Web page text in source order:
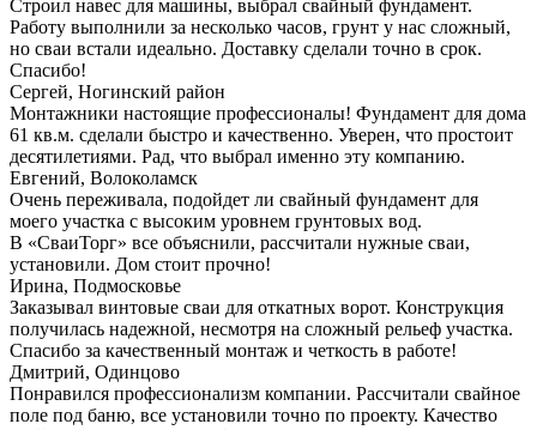
Строил навес для машины, выбрал свайный фундамент.
Работу выполнили за несколько часов, грунт у нас сложный,
но сваи встали идеально. Доставку сделали точно в срок.
Спасибо!
Сергей, Ногинский район
Монтажники настоящие профессионалы! Фундамент для дома
61 кв.м. сделали быстро и качественно. Уверен, что простоит
десятилетиями. Рад, что выбрал именно эту компанию.
Евгений, Волоколамск
Очень переживала, подойдет ли свайный фундамент для
моего участка с высоким уровнем грунтовых вод.
В «СваиТорг» все объяснили, рассчитали нужные сваи,
установили. Дом стоит прочно!
Ирина, Подмосковье
Заказывал винтовые сваи для откатных ворот. Конструкция
получилась надежной, несмотря на сложный рельеф участка.
Спасибо за качественный монтаж и четкость в работе!
Дмитрий, Одинцово
Понравился профессионализм компании. Рассчитали свайное
поле под баню, все установили точно по проекту. Качество